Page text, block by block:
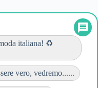
italiana! ♻️
vero, vedremo......